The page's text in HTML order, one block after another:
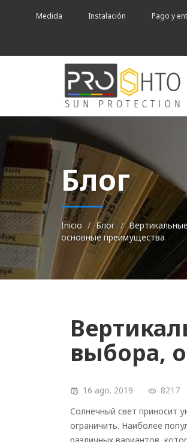
Medida Instalación Pago y
Блог
Inicio Блог
основные преимущества
выбора,
16 ago. 2019 8217
Солнечный свет приносит
ограничить. Наиболее